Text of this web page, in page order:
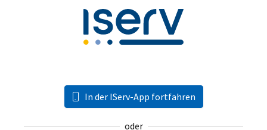
In der IServ-App fortfahren
oder